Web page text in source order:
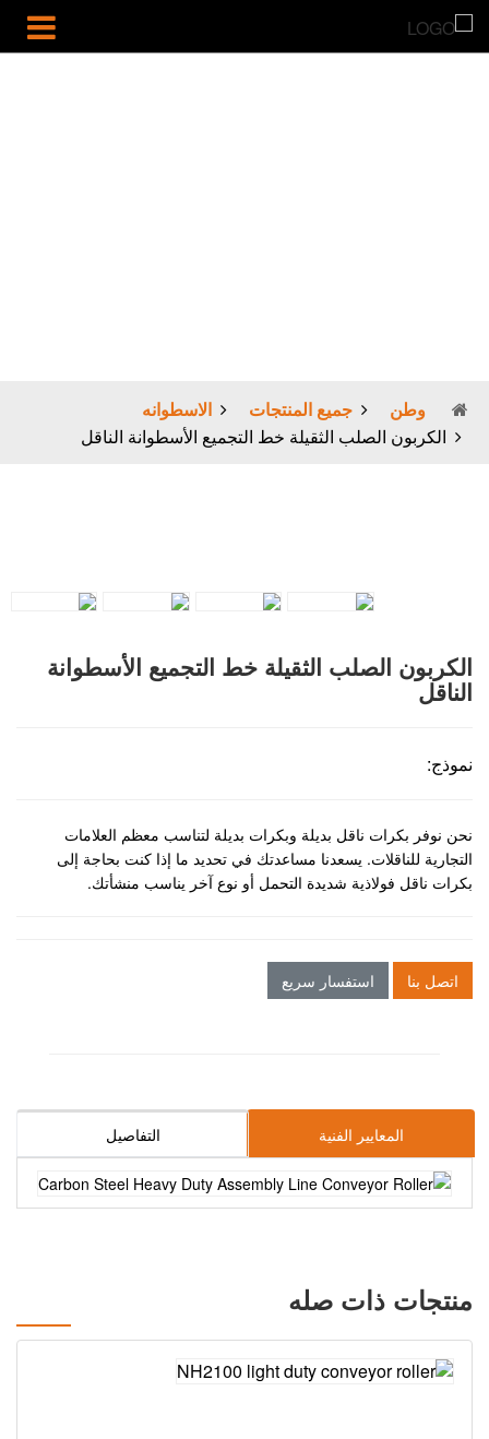
وطن جميع المنتجات
الاسطوانه
الكربون الصلب الثقيلة خط التجميع الأسطوانة الناقل
الكربون الصلب الثقيلة خط التجميع الأسطوانة
الناقل
نموذج:
نحن نوفر بكرات ناقل بديلة وبكرات بديلة لتناسب معظم العلامات
التجارية للناقلات. يسعدنا مساعدتك في تحديد ما إذا كنت بحاجة إلى
بكرات ناقل فولاذية شديدة التحمل أو نوع آخر يناسب منشأتك.
اتصل بنا استفسار سريع
المعايير الفنية التفاصيل
منتجات ذات صله